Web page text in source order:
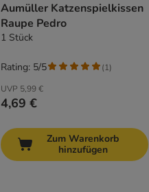
Aumüller Katzenspielkissen
Raupe Pedro
1 Stück
UVP 5,99 €
4,69 €
Rating: 5/5 (1)
Zum Warenkorb
hinzufügen